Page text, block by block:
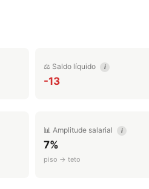
⚖️ Saldo líquido i
-13
📊 Amplitude salarial i
7%
piso → teto